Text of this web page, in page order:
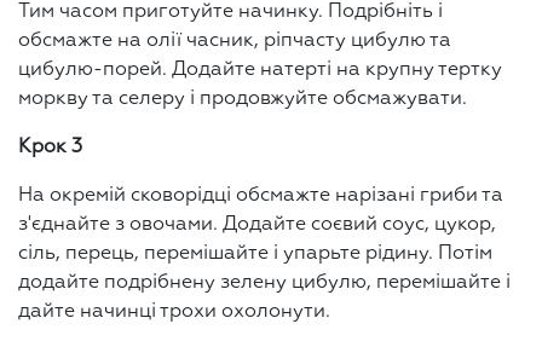
Тим часом приготуйте начинку. Подрібніть і
обсмажте на олії часник, ріпчасту цибулю та
цибулю-порей. Додайте натерті на крупну тертку
моркву та селеру і продовжуйте обсмажувати.
Крок 3
На окремій сковорідці обсмажте нарізані гриби та
з'єднайте з овочами. Додайте соєвий соус, цукор,
сіль, перець, перемішайте і упарьте рідину. Потім
додайте подрібнену зелену цибулю, перемішайте і
дайте начинці трохи охолонути.